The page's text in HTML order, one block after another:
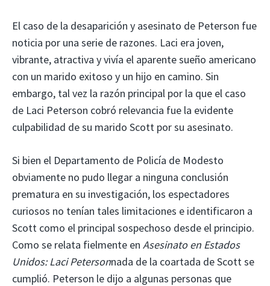
El caso de la desaparición y asesinato de Peterson fue
noticia por una serie de razones. Laci era joven,
vibrante, atractiva y vivía el aparente sueño americano
con un marido exitoso y un hijo en camino. Sin
embargo, tal vez la razón principal por la que el caso
de Laci Peterson cobró relevancia fue la evidente
culpabilidad de su marido Scott por su asesinato.
Si bien el Departamento de Policía de Modesto
obviamente no pudo llegar a ninguna conclusión
prematura en su investigación, los espectadores
curiosos no tenían tales limitaciones e identificaron a
Scott como el principal sospechoso desde el principio.
Como se relata fielmente en Asesinato en Estados
Unidos: Laci Petersonnada de la coartada de Scott se
cumplió. Peterson le dijo a algunas personas que